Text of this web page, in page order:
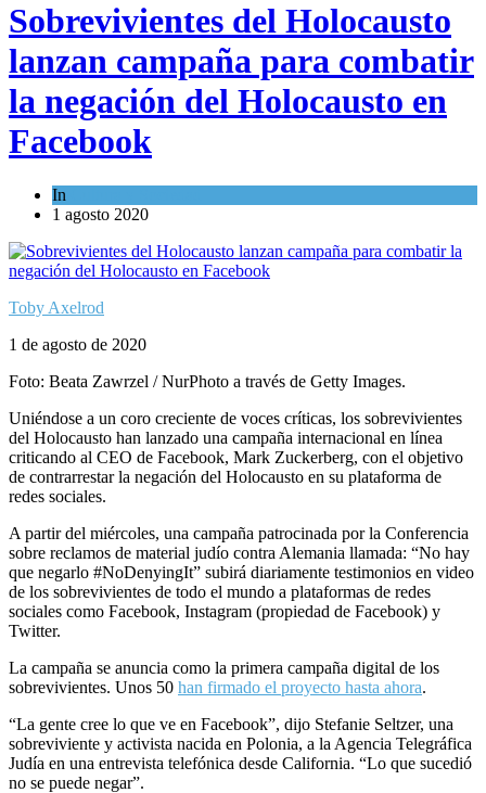
Sobrevivientes del Holocausto
lanzan campaña para combatir
la negación del Holocausto en
Facebook
In
1 agosto 2020
Toby Axelrod
1 de agosto de 2020
Foto: Beata Zawrzel / NurPhoto a través de Getty Images.
Uniéndose a un coro creciente de voces críticas, los sobrevivientes
del Holocausto han lanzado una campaña internacional en línea
criticando al CEO de Facebook, Mark Zuckerberg, con el objetivo
de contrarrestar la negación del Holocausto en su plataforma de
redes sociales.
A partir del miércoles, una campaña patrocinada por la Conferencia
sobre reclamos de material judío contra Alemania llamada: “No hay
que negarlo #NoDenyingIt” subirá diariamente testimonios en video
de los sobrevivientes de todo el mundo a plataformas de redes
sociales como Facebook, Instagram (propiedad de Facebook) y
Twitter.
La campaña se anuncia como la primera campaña digital de los
sobrevivientes. Unos 50 han firmado el proyecto hasta ahora.
“La gente cree lo que ve en Facebook”, dijo Stefanie Seltzer, una
sobreviviente y activista nacida en Polonia, a la Agencia Telegráfica
Judía en una entrevista telefónica desde California. “Lo que sucedió
no se puede negar”.